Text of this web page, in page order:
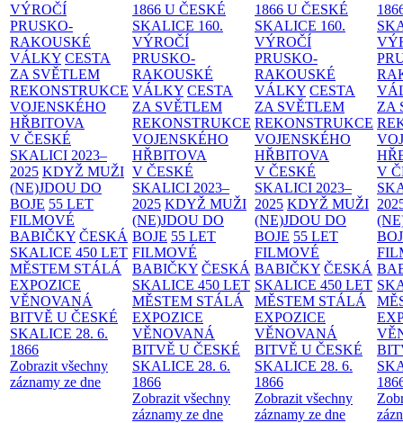
VÝROČÍ
PRUSKO-
RAKOUSKÉ
VÁLKY CESTA
ZA SVĚTLEM
REKONSTRUKCE
VOJENSKÉHO
HŘBITOVA
V ČESKÉ
SKALICI 2023–
2025 KDYŽ MUŽI
(NE)JDOU DO
BOJE 55 LET
FILMOVÉ
BABIČKY ČESKÁ
SKALICE 450 LET
MĚSTEM STÁLÁ
EXPOZICE
VĚNOVANÁ
BITVĚ U ČESKÉ
SKALICE 28. 6.
1866
Zobrazit všechny
záznamy ze dne
1866 U ČESKÉ
SKALICE 160.
VÝROČÍ
PRUSKO-
RAKOUSKÉ
VÁLKY CESTA
ZA SVĚTLEM
REKONSTRUKCE
VOJENSKÉHO
HŘBITOVA
V ČESKÉ
SKALICI 2023–
2025 KDYŽ MUŽI
(NE)JDOU DO
BOJE 55 LET
FILMOVÉ
BABIČKY ČESKÁ
SKALICE 450 LET
MĚSTEM STÁLÁ
EXPOZICE
VĚNOVANÁ
BITVĚ U ČESKÉ
SKALICE 28. 6.
1866
Zobrazit všechny
záznamy ze dne
1866 U ČESKÉ
SKALICE 160.
VÝROČÍ
PRUSKO-
RAKOUSKÉ
VÁLKY CESTA
ZA SVĚTLEM
REKONSTRUKCE
VOJENSKÉHO
HŘBITOVA
V ČESKÉ
SKALICI 2023–
2025 KDYŽ MUŽI
(NE)JDOU DO
BOJE 55 LET
FILMOVÉ
BABIČKY ČESKÁ
SKALICE 450 LET
MĚSTEM STÁLÁ
EXPOZICE
VĚNOVANÁ
BITVĚ U ČESKÉ
SKALICE 28. 6.
1866
Zobrazit všechny
záznamy ze dne
ZA
V